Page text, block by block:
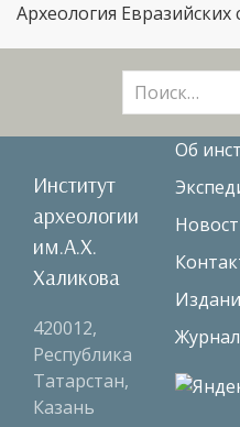
Археология Евразийских
Институт
археологии
им.А.Х.
Халикова
420012,
Республика
Татарстан,
Казань
Об